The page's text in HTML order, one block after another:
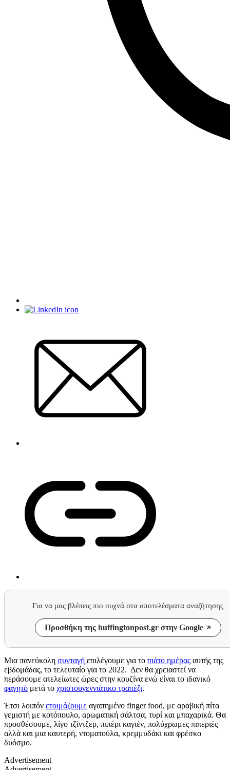
Για να μας βλέπεις πιο συχνά στα αποτελέσματα αναζήτησης
Προσθήκη της huffingtonpost.gr στην Google
Μια πανεύκολη συνταγή επιλέγουμε για το πιάτο ημέρας αυτής της
εβδομάδας, το τελευταίο για το 2022. Δεν θα χρειαστεί να
περάσουμε ατελείωτες ώρες στην κουζίνα ενώ είναι το ιδανικό
φαγητό μετά το χριστουγεννιάτικο τραπέζι.
Έτσι λοιπόν ετοιμάζουμε αγαπημένο finger food, με αραβική πίτα
γεμιστή με κοτόπουλο, αρωματική σάλτσα, τυρί και μπαχαρικά. Θα
προσθέσουμε, λίγο τζίντζερ, πιπέρι καγιέν, πολύχρωμες πιπεριές
αλλά και μια καυτερή, ντοματούλα, κρεμμυδάκι και φρέσκο
δυόσμο.
Advertisement